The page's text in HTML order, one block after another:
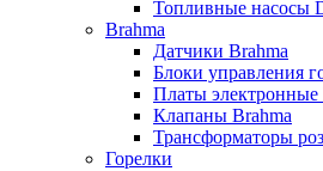
Топливные насосы
Brahma
Датчики Brahma
Блоки управления
Платы электронные
Клапаны Brahma
Трансформаторы
Горелки